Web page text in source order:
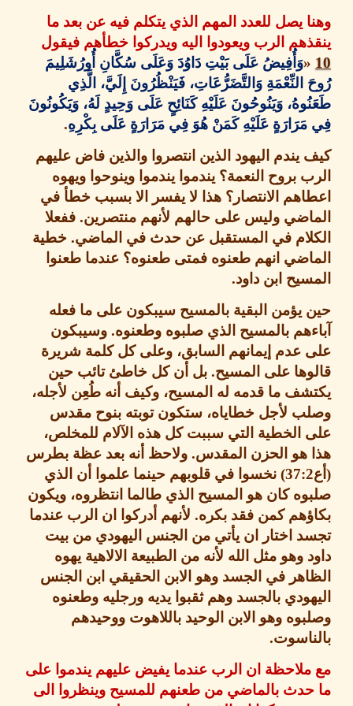
يصل للعدد المهم الذي يتكلم فيه عن بعد ما
الرب ويعودوا اليه ويدركوا خطأهم فيقول
وَأُفِيضُعَلَى بَيْتِ دَاوُدَ وَعَلَى سُكَّانِ أُورُشَلِيمَ
النِّعْمَةِ وَالتَّضَرُّعَاتِ، فَيَنْظُرُونَإِلَيَّ، الَّذِي
وَيَنُوحُونَ عَلَيْهِ كَنَائِحٍ عَلَى وَحِيدٍ لَهُ، وَيَكُونُونَ
عَلَيْهِ كَمَنْ هُوَ فِي مَرَارَةٍ عَلَى بِكْرِهِ.
يندم اليهود الذين انتصروا والذين فاض عليهم
بروح النعمة؟ يندموا يندموا وينوحوا ويهوه
الانتصار؟ هذا لا يفسر الا بسبب خطأ في
وليس على حالهم لأنهم منتصرين.ففعلا
في المستقبل عن حدث في الماضي .خطية
انهم طعنوه فمتى طعنوه؟ عندما طعنوا
ابن داود .
يؤمن البقية بالمسيح سيبكون على ما فعله
بالمسيح الذي صلبوه وطعنوه.وسيبكون
عدم إيمانهم السابق، وعلى كل كلمة شريرة
على المسيح .بل أن كل خاطئ تائب حين
ما قدمه له المسيح، وكيف أنه طُعِن لأجله،
لأجل خطاياه، ستكون توبته بنوح مقدس
الخطية التي سببت كل هذه الآلام للمخلص،
هو الحزن المقدس.ولاحظ أنه بعد عظة بطرس
نخسوا في قلوبهم حينما علموا أن الذي
كان هو المسيح الذي طالما انتظروه، ويكون
كمن فقد بكره.لأنهم أدركوا ان الرب عندما
اختار ان يأتي من الجنس اليهودي من بيت
وهو مثل الله لأنه من الطبيعة الالاهية يهوه
في الجسد وهو الابن الحقيقي ابن الجنس
بالجسد وهم ثقبوا يديه ورجليه وطعنوه
وهو الابن الوحيد باللاهوت ووحيدهم
.
ان الرب عندما يفيض عليهم يندموا على
بالماضي من طعنهم للمسيح وينظروا الى